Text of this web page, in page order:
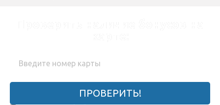
ПРОВЕРИТЬ!